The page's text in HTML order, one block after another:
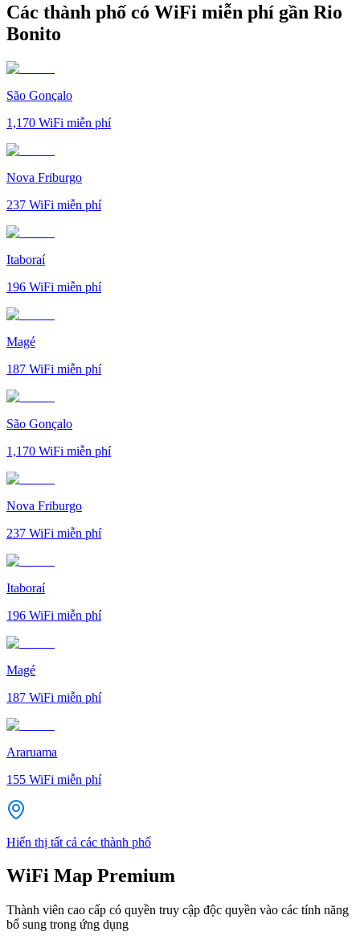
Các thành phố có WiFi miễn phí gần Rio
Bonito
São Gonçalo
1,170 WiFi miễn phí
Nova Friburgo
237 WiFi miễn phí
Itaboraí
196 WiFi miễn phí
Magé
187 WiFi miễn phí
São Gonçalo
1,170 WiFi miễn phí
Nova Friburgo
237 WiFi miễn phí
Itaboraí
196 WiFi miễn phí
Magé
187 WiFi miễn phí
Araruama
155 WiFi miễn phí
Hiển thị tất cả các thành phố
WiFi Map Premium
Thành viên cao cấp có quyền truy cập độc quyền vào các tính năng
bổ sung trong ứng dụng